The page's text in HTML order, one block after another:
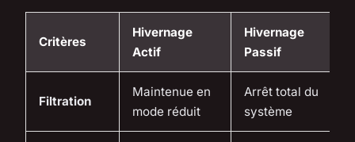
Critères
Hivernage
Actif
Hivernage
Passif
Filtration
Maintenue en
mode réduit
Arrêt total du
système